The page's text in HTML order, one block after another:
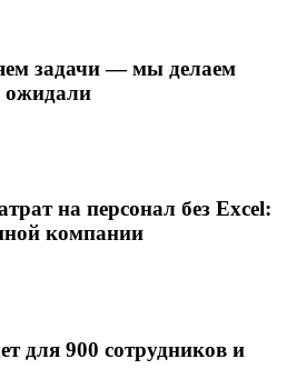
задачи — мы делаем
ожидали
на персонал без Excel:
компании
для 900 сотрудников и